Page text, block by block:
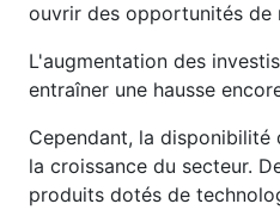
ouvrir des opportunités de
L'augmentation des
entraîner une hausse
Cependant, la
la croissance du secteur.
produits dotés de